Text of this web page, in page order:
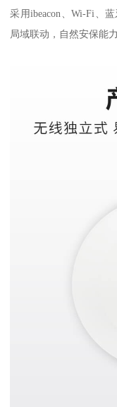
采用ibeacon、Wi-Fi、
局域联动，自然安保能